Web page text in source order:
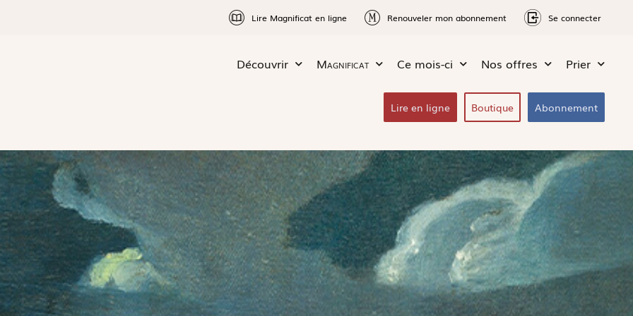
Lire Magnificat en ligne Renouveler mon abonnement Se connecter
Découvrir Magnificat Ce mois-ci Nos offres Prier
Lire en ligne Boutique Abonnement